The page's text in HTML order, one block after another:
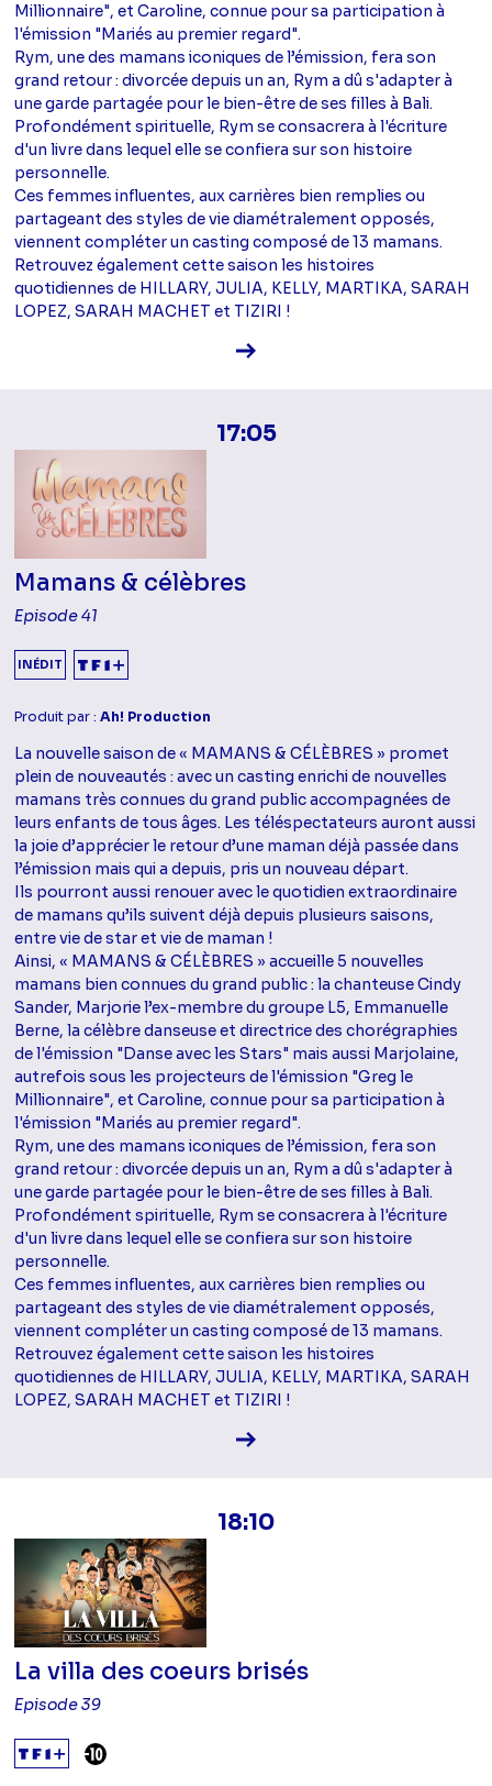
Millionnaire", et Caroline, connue pour sa participation à
l'émission "Mariés au premier regard".
Rym, une des mamans iconiques de l’émission, fera son
grand retour : divorcée depuis un an, Rym a dû s'adapter à
une garde partagée pour le bien-être de ses filles à Bali.
Profondément spirituelle, Rym se consacrera à l'écriture
d'un livre dans lequel elle se confiera sur son histoire
personnelle.
Ces femmes influentes, aux carrières bien remplies ou
partageant des styles de vie diamétralement opposés,
viennent compléter un casting composé de 13 mamans.
Retrouvez également cette saison les histoires
quotidiennes de HILLARY, JULIA, KELLY, MARTIKA, SARAH
LOPEZ, SARAH MACHET et TIZIRI !
Voir la fiche diffusion
17:05
Mamans & célèbres
Episode 41
INÉDIT
Produit par :Ah! Production
La nouvelle saison de « MAMANS & CÉLÈBRES » promet
plein de nouveautés : avec un casting enrichi de nouvelles
mamans très connues du grand public accompagnées de
leurs enfants de tous âges. Les téléspectateurs auront aussi
la joie d’apprécier le retour d’une maman déjà passée dans
l’émission mais qui a depuis, pris un nouveau départ.
Ils pourront aussi renouer avec le quotidien extraordinaire
de mamans qu’ils suivent déjà depuis plusieurs saisons,
entre vie de star et vie de maman !
Ainsi, « MAMANS & CÉLÈBRES » accueille 5 nouvelles
mamans bien connues du grand public : la chanteuse Cindy
Sander, Marjorie l’ex-membre du groupe L5, Emmanuelle
Berne, la célèbre danseuse et directrice des chorégraphies
de l'émission "Danse avec les Stars" mais aussi Marjolaine,
autrefois sous les projecteurs de l'émission "Greg le
Millionnaire", et Caroline, connue pour sa participation à
l'émission "Mariés au premier regard".
Rym, une des mamans iconiques de l’émission, fera son
grand retour : divorcée depuis un an, Rym a dû s'adapter à
une garde partagée pour le bien-être de ses filles à Bali.
Profondément spirituelle, Rym se consacrera à l'écriture
d'un livre dans lequel elle se confiera sur son histoire
personnelle.
Ces femmes influentes, aux carrières bien remplies ou
partageant des styles de vie diamétralement opposés,
viennent compléter un casting composé de 13 mamans.
Retrouvez également cette saison les histoires
quotidiennes de HILLARY, JULIA, KELLY, MARTIKA, SARAH
LOPEZ, SARAH MACHET et TIZIRI !
Voir la fiche diffusion
18:10
La villa des coeurs brisés
Episode 39